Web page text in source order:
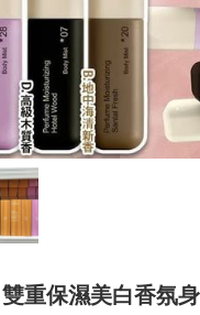
重保濕美白香氛